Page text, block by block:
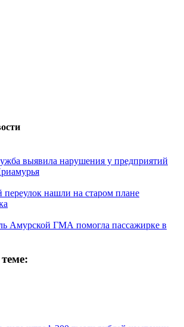
выявила нарушения у предприятий
нашли на старом плане
Амурской ГМА помогла пассажирке в